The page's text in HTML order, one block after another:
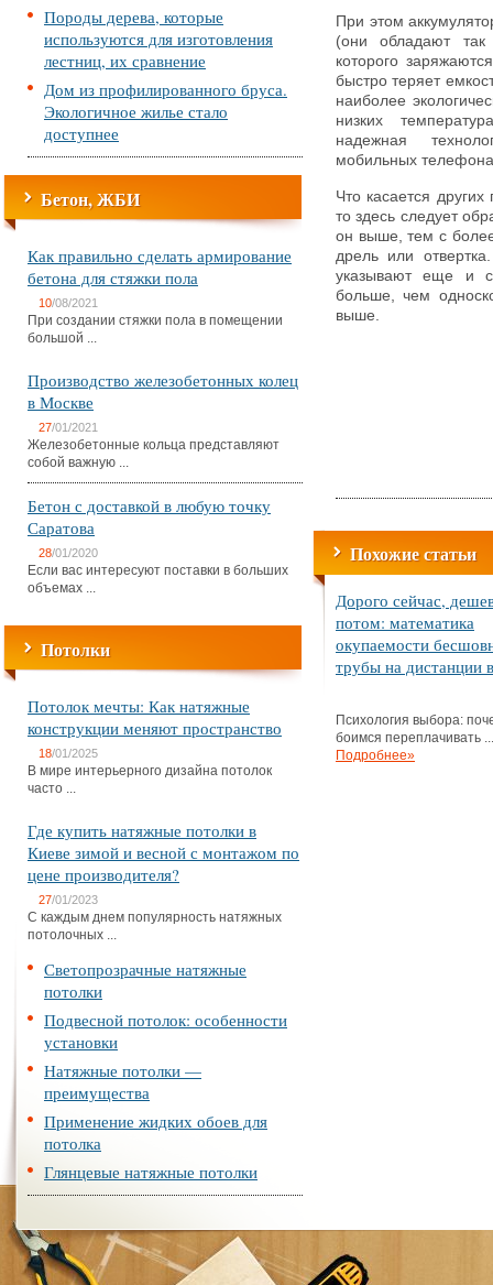
Породы дерева, которые
используются для изготовления
лестниц, их сравнение
Дом из профилированного бруса.
Экологичное жилье стало
доступнее
Бетон, ЖБИ
Как правильно сделать армирование
бетона для стяжки пола
10/08/2021
При создании стяжки пола в помещении
большой ...
Производство железобетонных колец
в Москве
27/01/2021
Железобетонные кольца представляют
собой важную ...
Бетон с доставкой в любую точку
Саратова
28/01/2020
Если вас интересуют поставки в больших
объемах ...
Потолки
Потолок мечты: Как натяжные
конструкции меняют пространство
18/01/2025
В мире интерьерного дизайна потолок
часто ...
Где купить натяжные потолки в
Киеве зимой и весной с монтажом по
цене производителя?
27/01/2023
С каждым днем популярность натяжных
потолочных ...
Светопрозрачные натяжные
потолки
Подвесной потолок: особенности
установки
Натяжные потолки —
преимущества
Применение жидких обоев для
потолка
Глянцевые натяжные потолки
При этом
(они обладают
которого
быстро теряет
наиболее
низких
надежная
мобильных
Что касается
то здесь следует
он выше, тем с
дрель или
указывают еще и
больше, чем
выше.
Похожие статьи
Дорого сейчас,
потом: математика
окупаемости
трубы на дистанции
Психология выбора:
боимся переплачивать ...
Подробнее»